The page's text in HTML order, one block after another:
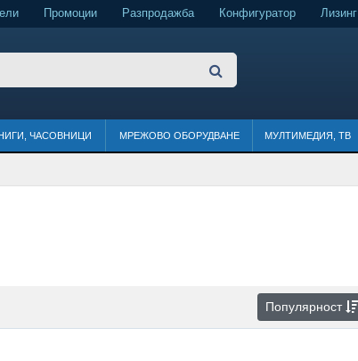
Промоции Разпродажба Конфигуратор Лизинг
ЧАСОВНИЦИ МРЕЖОВО ОБОРУДВАНЕ МУЛТИМЕДИЯ, ТВ
Популярност